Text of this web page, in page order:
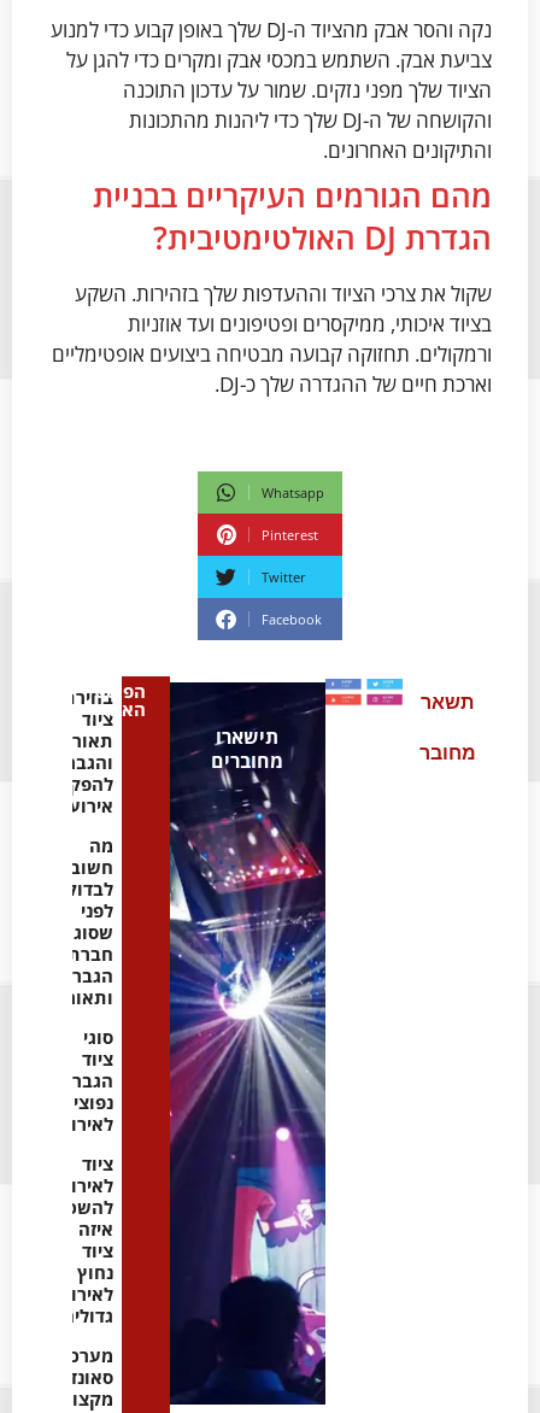
נקה והסר אבק מהציוד ה-DJ שלך באופן קבוע כדי למנוע
צביעת אבק. השתמש במכסי אבק ומקרים כדי להגן על
הציוד שלך מפני נזקים. שמור על עדכון התוכנה
והקושחה של ה-DJ שלך כדי ליהנות מהתכונות
והתיקונים האחרונים.
מהם הגורמים העיקריים בבניית
הגדרת DJ האולטימטיבית?
שקול את צרכי הציוד וההעדפות שלך בזהירות. השקע
בציוד איכותי, ממיקסרים ופטיפונים ועד אוזניות
ורמקולים. תחזוקה קבועה מבטיחה ביצועים אופטימליים
וארכת חיים של ההגדרה שלך כ-DJ.
Whatsapp
Pinterest
Twitter
Facebook
תשאר
מחובר
תישארו
מחוברים
הפוסט
האחרון
בחירת
ציוד
תאורה
והגברה
להפקת
אירועים
מה
חשוב
לבדוק
לפני
שסוגרים
חברת
הגברה
ותאורה
סוגי
ציוד
הגברה
נפוצים
לאירועים
ציוד
לאירועים
להשכרה:
איזה
ציוד
נחוץ
לאירועים
גדולים
מערכות
סאונד
מקצועיות